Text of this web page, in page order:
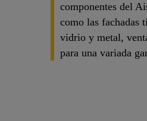
componentes del
como las fachadas
vidrio y metal,
para una variada